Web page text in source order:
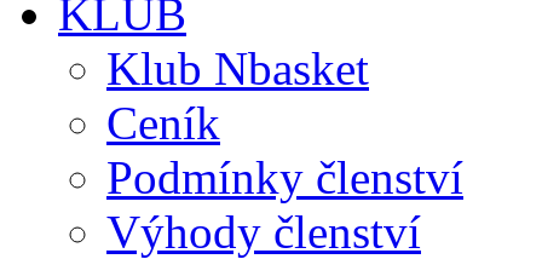
KLUB
Klub Nbasket
Ceník
Podmínky členství
Výhody členství